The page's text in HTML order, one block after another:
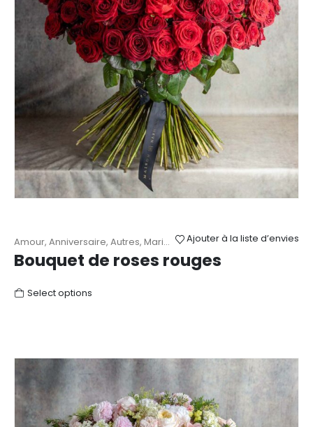
Ajouter à la liste d’envies
Amour, Anniversaire, Autres, Mariage ,Roses,Saint-Valentin
Bouquet de roses rouges
Select options